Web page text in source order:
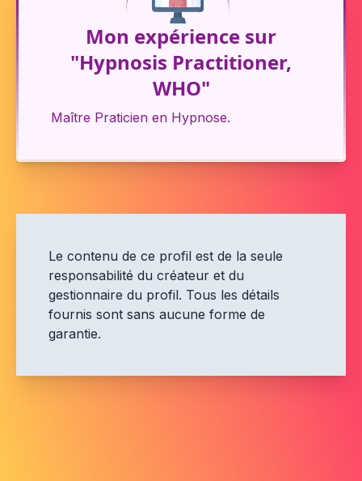
Mon expérience sur
"Hypnosis Practitioner,
WHO"
Maître Praticien en Hypnose.
Le contenu de ce profil est de la seule
responsabilité du créateur et du
gestionnaire du profil. Tous les détails
fournis sont sans aucune forme de
garantie.